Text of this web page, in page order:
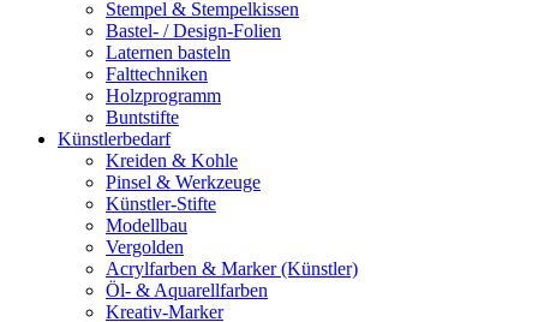
Stempel & Stempelkissen
Bastel- / Design-Folien
Laternen basteln
Falttechniken
Holzprogramm
Buntstifte
Künstlerbedarf
Kreiden & Kohle
Pinsel & Werkzeuge
Künstler-Stifte
Modellbau
Vergolden
Acrylfarben & Marker (Künstler)
Öl- & Aquarellfarben
Kreativ-Marker